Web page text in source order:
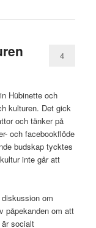
4
Hübinette och
kulturen. Det gick
och tänker på
och facebookflöde
budskap tycktes
inte går att
om
påpekanden om att
socialt